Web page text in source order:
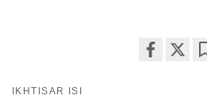
IKHTISAR ISI